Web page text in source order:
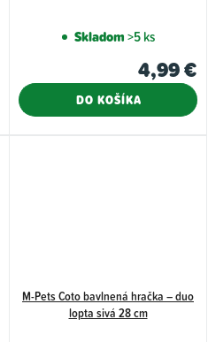
Skladom>5 ks
4,99 €
DO KOŠÍKA
M-Pets Coto bavlnená hračka – duo
lopta sivá 28 cm